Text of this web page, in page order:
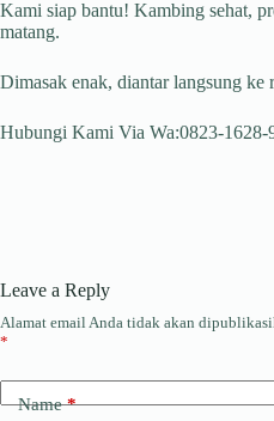
Kami siap bantu! Kambing sehat,
matang.
Dimasak enak, diantar langsung ke
Hubungi Kami Via Wa:0823-1628-
Leave a Reply
Alamat email Anda tidak akan
*
Name*